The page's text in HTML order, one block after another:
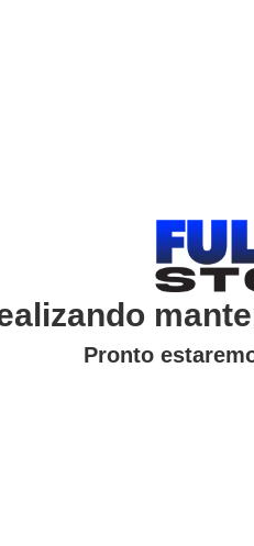
Pronto